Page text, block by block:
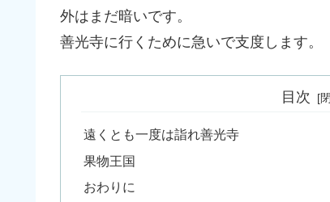
外はまだ暗いです。
善光寺に行くために急いで支度します。
目次
遠くとも一度は詣れ善光寺
果物王国
おわりに